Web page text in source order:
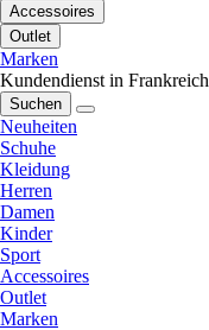
Accessoires
Outlet
Marken
Kundendienst in Frankreich
Suchen
Neuheiten
Schuhe
Kleidung
Herren
Damen
Kinder
Sport
Accessoires
Outlet
Marken